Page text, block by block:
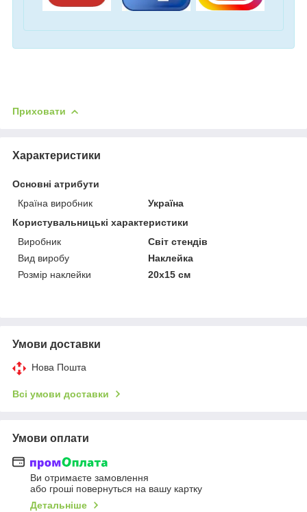
Приховати
Характеристики
Основні атрибути
Країна виробник
Україна
Користувальницькі характеристики
Виробник
Світ стендів
Вид виробу
Наклейка
Розмір наклейки
20х15 см
Умови доставки
Нова Пошта
Всі умови доставки
Умови оплати
Ви отримаєте замовлення
або гроші повернуться на вашу картку
Детальніше